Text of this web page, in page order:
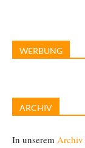
WERBUNG
ARCHIV
In unserem Archiv